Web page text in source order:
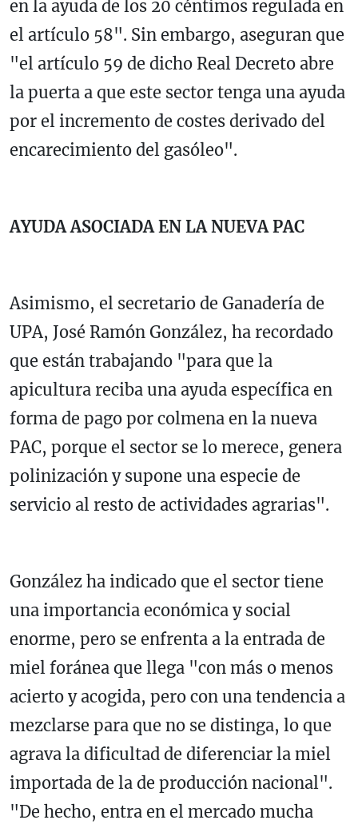
en la ayuda de los 20 céntimos regulada en
el artículo 58". Sin embargo, aseguran que
"el artículo 59 de dicho Real Decreto abre
la puerta a que este sector tenga una ayuda
por el incremento de costes derivado del
encarecimiento del gasóleo".
AYUDA ASOCIADA EN LA NUEVA PAC
Asimismo, el secretario de Ganadería de
UPA, José Ramón González, ha recordado
que están trabajando "para que la
apicultura reciba una ayuda específica en
forma de pago por colmena en la nueva
PAC, porque el sector se lo merece, genera
polinización y supone una especie de
servicio al resto de actividades agrarias".
González ha indicado que el sector tiene
una importancia económica y social
enorme, pero se enfrenta a la entrada de
miel foránea que llega "con más o menos
acierto y acogida, pero con una tendencia a
mezclarse para que no se distinga, lo que
agrava la dificultad de diferenciar la miel
importada de la de producción nacional".
"De hecho, entra en el mercado mucha